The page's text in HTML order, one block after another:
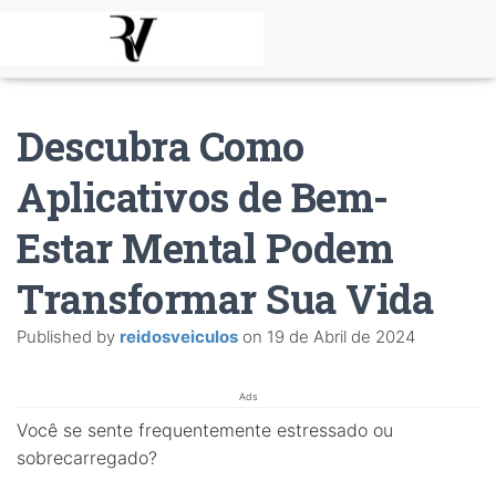
Descubra Como
Aplicativos de Bem-
Estar Mental Podem
Transformar Sua Vida
Published by reidosveiculos on 19 de Abril de 2024
Ads
Você se sente frequentemente estressado ou
sobrecarregado?